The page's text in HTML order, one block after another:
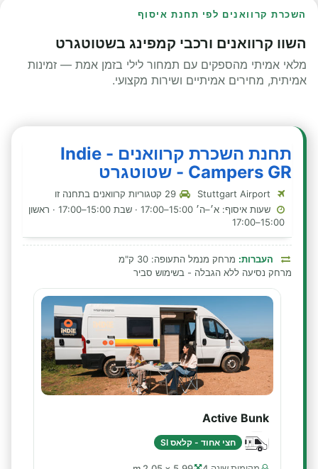
השכרת קרוואנים לפי תחנת איסוף
השוו קרוואנים ורכבי קמפינג בשטוטגרט
מלאי אמיתי מהספקים עם תמחור לילי בזמן אמת — זמינות
אמיתית, מחירים אמיתיים ושירות מקצועי.
תחנת השכרת קרוואנים - Indie
Campers GR - שטוטגרט
שעות איסוף: א׳–ה׳ 15:00–17:00 · שבת 15:00–17:00 · ראשון
15:00–17:00
העברות: מרחק מנמל התעופה: 30 ק"מ
מרחק נסיעה ללא הגבלה - בשימוש סביר
Active Bunk
חצי אחוד - קלאס SI